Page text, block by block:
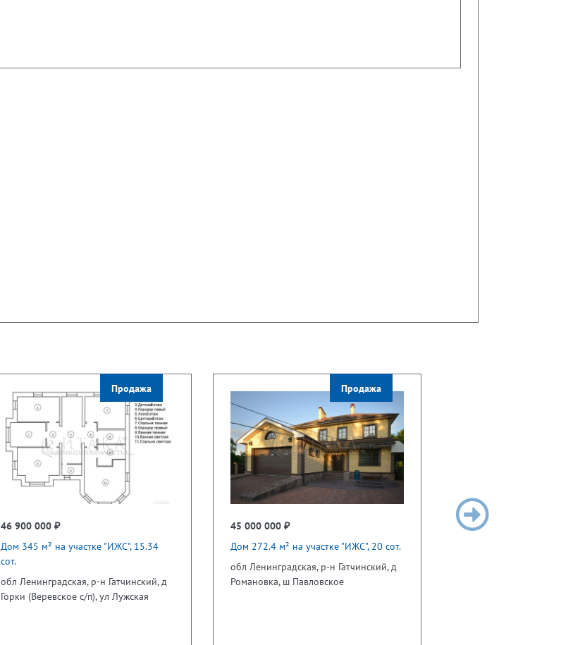
Продажа
46 900 000 ₽
Дом 345 м² на участке "ИЖС", 15.34
сот.
обл Ленинградская, р-н Гатчинский, д
Горки (Веревское с/п), ул Лужская
Продажа
45 000 000 ₽
Дом 272.4 м² на участке "ИЖС", 20 сот.
обл Ленинградская, р-н Гатчинский, д
Романовка, ш Павловское